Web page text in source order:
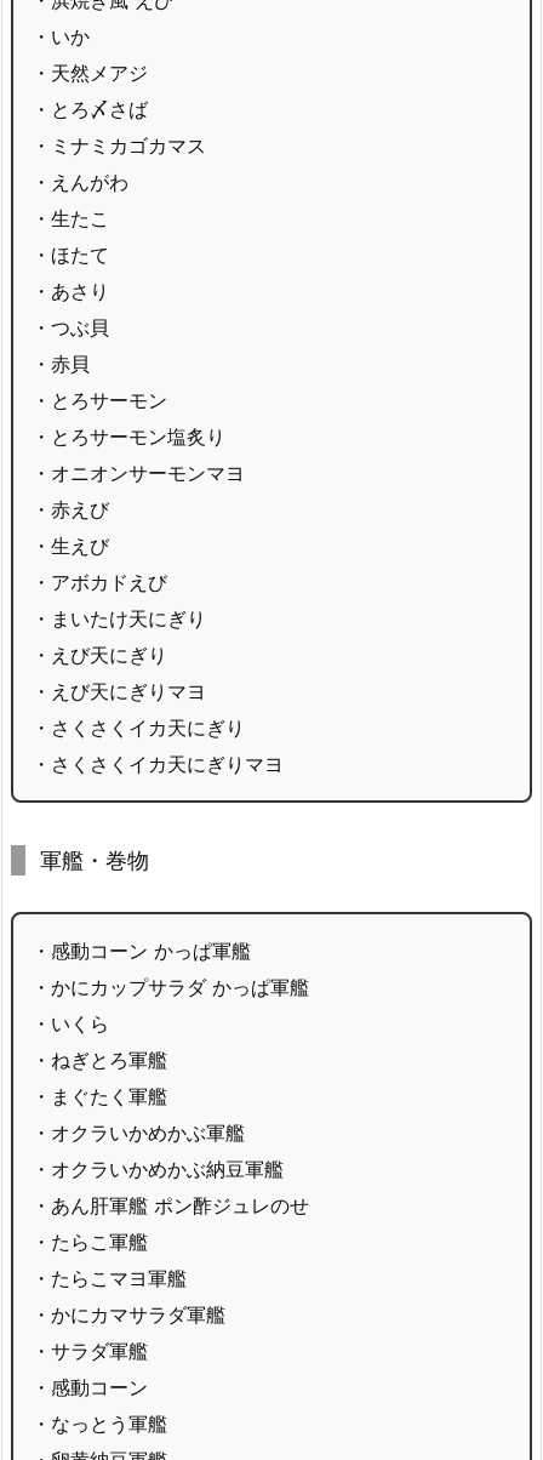
・いか
・天然メアジ
・とろ〆さば
・ミナミカゴカマス
・えんがわ
・生たこ
・ほたて
・あさり
・つぶ貝
・赤貝
・とろサーモン
・とろサーモン塩炙り
・オニオンサーモンマヨ
・赤えび
・生えび
・アボカドえび
・まいたけ天にぎり
・えび天にぎり
・えび天にぎりマヨ
・さくさくイカ天にぎり
・さくさくイカ天にぎりマヨ
軍艦・巻物
・感動コーン かっぱ軍艦
・かにカップサラダ かっぱ軍艦
・いくら
・ねぎとろ軍艦
・まぐたく軍艦
・オクラいかめかぶ軍艦
・オクラいかめかぶ納豆軍艦
・あん肝軍艦 ポン酢ジュレのせ
・たらこ軍艦
・たらこマヨ軍艦
・かにカマサラダ軍艦
・サラダ軍艦
・感動コーン
・なっとう軍艦